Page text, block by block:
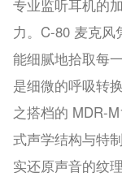
专业监听耳机的
力。C-80 麦克风
能细腻地拾取每
是细微的呼吸转
之搭档的 MDR-
式声学结构与特
实还原声音的纹